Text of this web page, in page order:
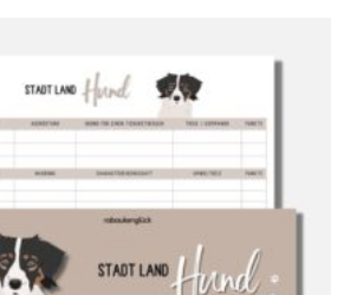
auf.
Die
Optionen
der